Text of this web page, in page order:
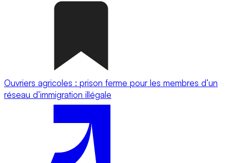
Ouvriers agricoles : prison ferme pour les membres d’un
réseau d’immigration illégale